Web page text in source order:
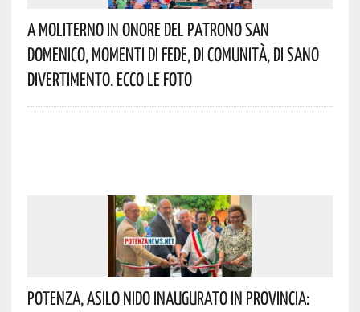
A Moliterno In Onore Del Patrono San
Domenico, Momenti Di Fede, Di Comunità, Di Sano
Divertimento. Ecco Le Foto
Potenza, Asilo Nido Inaugurato In Provincia: